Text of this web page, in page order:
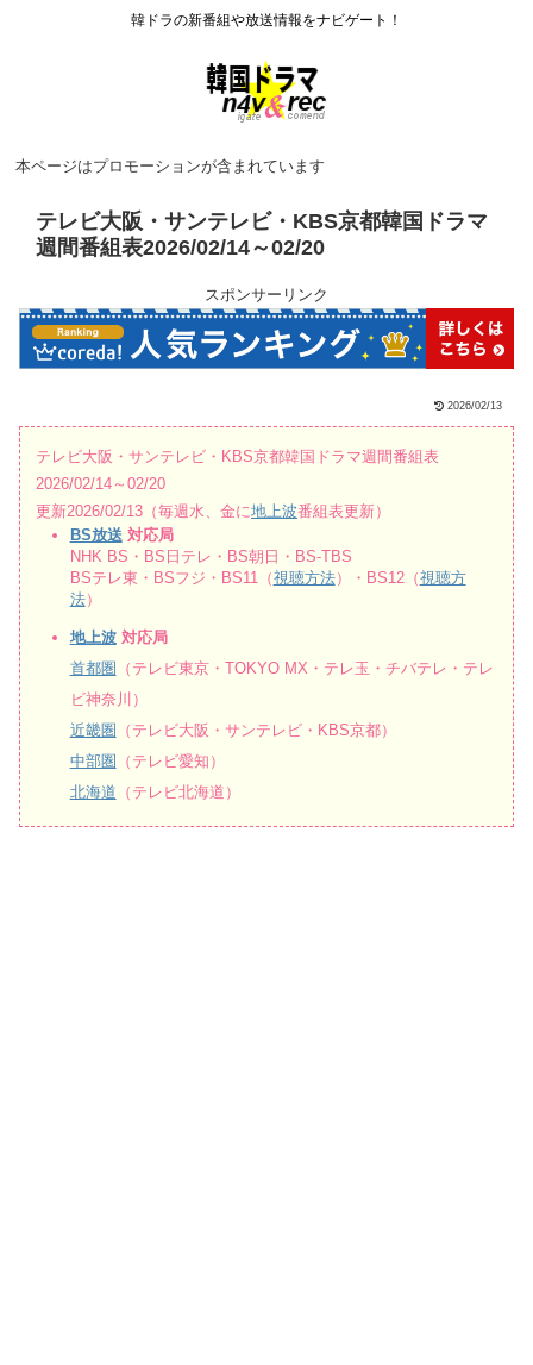
韓ドラの新番組や放送情報をナビゲート！
本ページはプロモーションが含まれています
テレビ大阪・サンテレビ・KBS京都韓国ドラマ
週間番組表2026/02/14～02/20
スポンサーリンク
2026/02/13
テレビ大阪・サンテレビ・KBS京都韓国ドラマ週間番組表
2026/02/14～02/20
更新2026/02/13（毎週水、金に地上波番組表更新）
BS放送 対応局
NHK BS・BS日テレ・BS朝日・BS-TBS
BSテレ東・BSフジ・BS11（視聴方法）・BS12（視聴方
法）
地上波対応局
首都圏 （テレビ東京・TOKYO MX・テレ玉・チバテレ・テレ
ビ神奈川）
近畿圏 （テレビ大阪・サンテレビ・KBS京都）
中部圏 （テレビ愛知）
北海道 （テレビ北海道）